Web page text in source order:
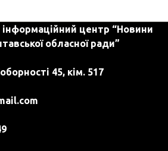
інформаційний центр “Новини
обласної ради”
45, кім. 517